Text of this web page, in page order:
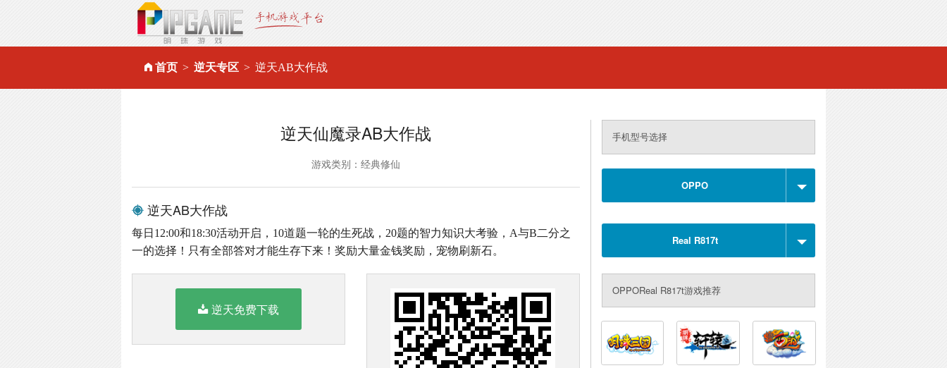
首页 逆天专区 逆天AB大作战
逆天仙魔录AB大作战
游戏类别：经典修仙
逆天AB大作战
每日12:00和18:30活动开启，10道题一轮的生死战，20题的智力知识大考验，A与B二分之
一的选择！只有全部答对才能生存下来！奖励大量金钱奖励，宠物刷新石。
逆天免费下载
手机型号选择
OPPO
Real R817t
OPPOReal R817t游戏推荐